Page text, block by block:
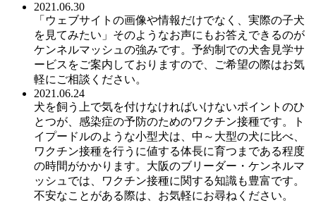
2021.06.30
「ウェブサイトの画像や情報だけでなく、実際の子犬
を見てみたい」そのようなお声にもお答えできるのが
ケンネルマッシュの強みです。予約制での犬舎見学サ
ービスをご案内しておりますので、ご希望の際はお気
軽にご相談ください。
2021.06.24
犬を飼う上で気を付けなければいけないポイントのひ
とつが、感染症の予防のためのワクチン接種です。ト
イプードルのような小型犬は、中～大型の犬に比べ、
ワクチン接種を行うに値する体長に育つまである程度
の時間がかかります。大阪のブリーダー・ケンネルマ
ッシュでは、ワクチン接種に関する知識も豊富です。
不安なことがある際は、お気軽にお尋ねください。